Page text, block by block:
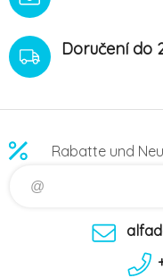
Doručení do
Rabatte und